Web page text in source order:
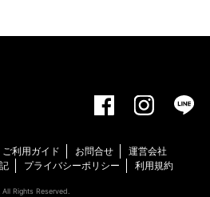
ご利用ガイド お問合せ
運営会社
プライバシーポリシー 利用規約
All Rights Reserved.